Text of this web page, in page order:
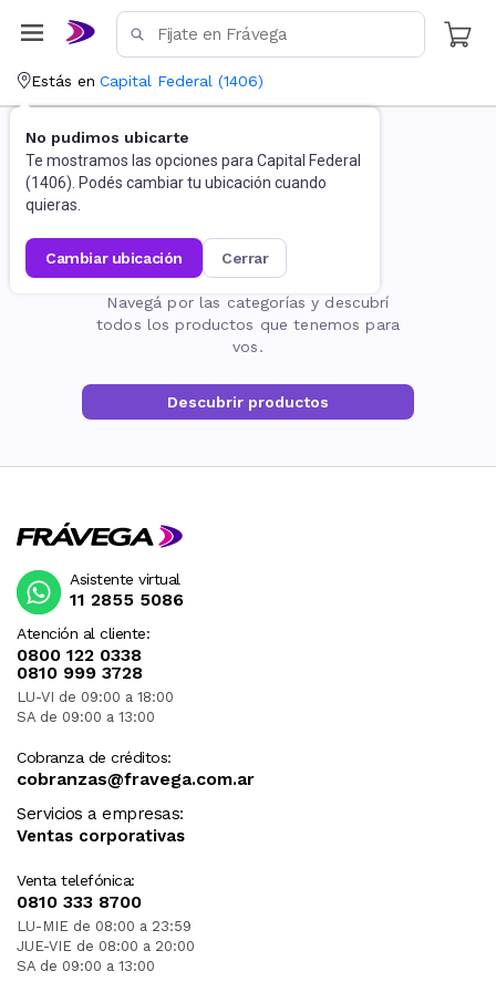
Estás en Capital Federal (1406)
No pudimos ubicarte
Te mostramos las opciones para Capital Federal
(1406). Podés cambiar tu ubicación cuando
quieras.
cambiar ubicación cerrar
La página no existe
Navegá por las categorías y descubrí
todos los productos que tenemos para
vos.
Descubrir productos
Atención al cliente:
0800 122 0338
0810 999 3728
LU-VI de 09:00 a 18:00
SA de 09:00 a 13:00
Cobranza de créditos:
cobranzas@fravega.com.ar
Servicios a empresas:
Ventas corporativas
Venta telefónica:
0810 333 8700
LU-MIE de 08:00 a 23:59
JUE-VIE de 08:00 a 20:00
SA de 09:00 a 13:00
Asistente virtual
11 2855 5086